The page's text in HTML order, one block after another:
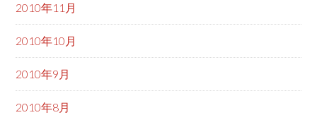
2010年11月
2010年10月
2010年9月
2010年8月